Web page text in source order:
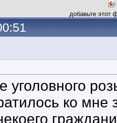
добавьте этот
уголовного
ко мне